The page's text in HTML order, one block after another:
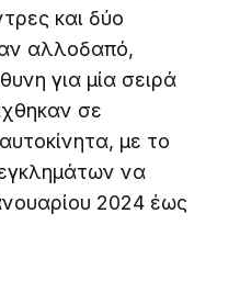
και δύο
αλλοδαπό,
για μία σειρά
σε
με το
να
2024 έως